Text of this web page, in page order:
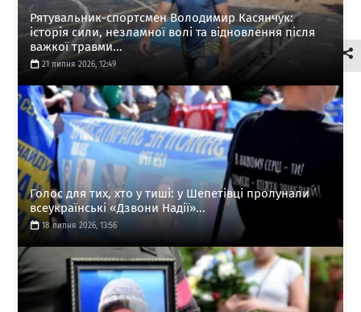
Рятувальник-спортсмен Володимир Касянчук:
історія сили, незламної волі та відновлення після
важкої травми...
21 липня 2026, 12:49
Голос для тих, хто у тиші: у Шепетівці пролунали
всеукраїнські «Дзвони Надії»...
18 липня 2026, 13:56